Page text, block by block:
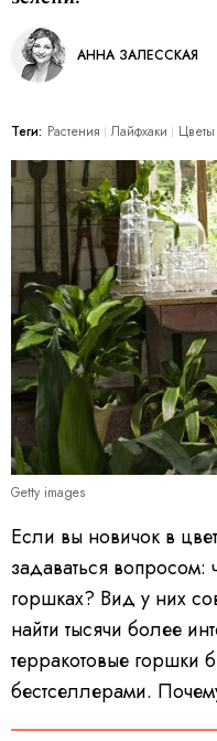
АННА ЗАЛЕССКАЯ
Теги: Растения Лайфхаки Цветы
Getty images
Если вы новичок в
задаваться вопросом:
горшках? Вид у них
найти тысячи более
терракотовые горшки
бестселлерами.